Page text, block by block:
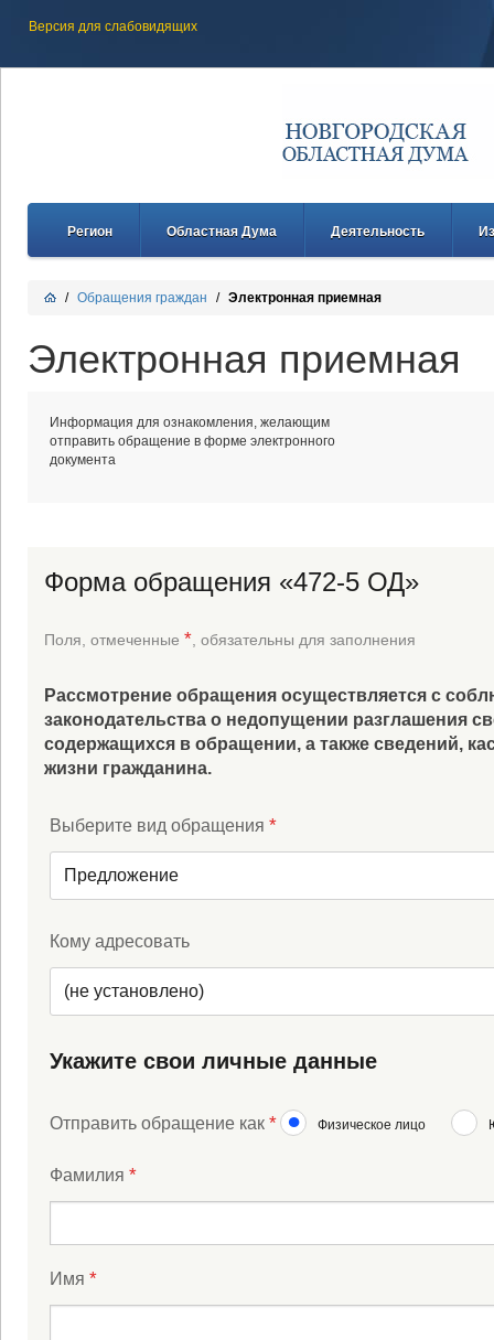
Версия для слабовидящих
Регион Областная Дума Деятельность
/ Обращения граждан / Электронная приемная
Электронная приемная
Информация для ознакомления, желающим
отправить обращение в форме электронного
документа
Форма обращения «472-5 ОД»
Поля, отмеченные * , обязательны для заполнения
Рассмотрение обращения осуществляется с
законодательства о недопущении разглашения
содержащихся в обращении, а также сведений,
жизни гражданина.
Выберите вид обращения *
Предложение
Кому адресовать
(не установлено)
Укажите свои личные данные
Отправить обращение как * Физическое лицо
Фамилия *
Имя *